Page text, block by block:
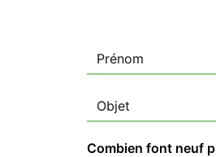
Combien font neuf